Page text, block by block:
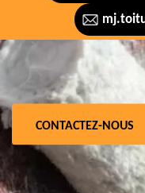
CONTACTEZ-NOUS